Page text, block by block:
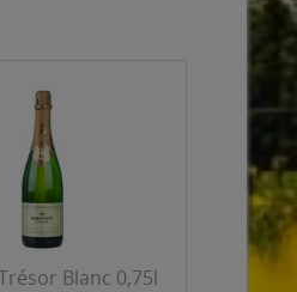
Blanc 0,75l